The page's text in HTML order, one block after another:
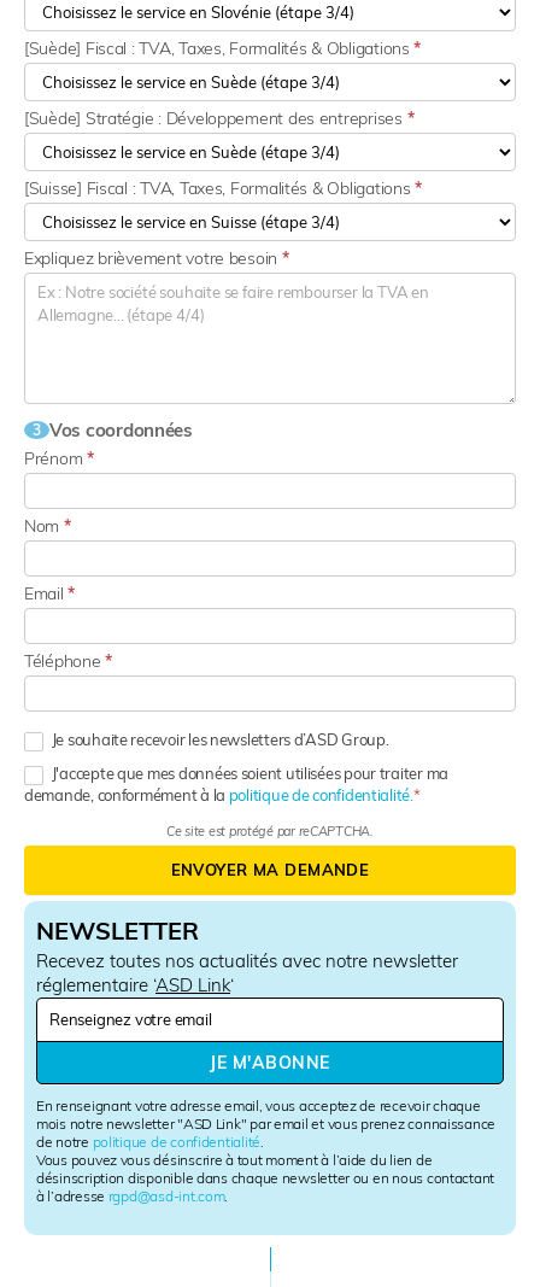
NEWSLETTER
Recevez toutes nos actualités avec notre newsletter
réglementaire ‘ASD Link‘
N
s
l
e
t
t
e
S
En renseignant votre adresse email, vous acceptez de recevoir chaque
mois notre newsletter "ASD Link" par email et vous prenez connaissance
de notre politique de confidentialité
Vous pouvez vous désinscrire à tout moment à l’aide du lien de
désinscription disponible dans chaque newsletter ou en nous contactant
à l’adresse rgpd@asd-int.com.
JE M'ABONNE
[Suède] Fiscal : TVA, Taxes, Formalités & Obligations*
[Suède] Stratégie : Développement des entreprises *
[Suisse] Fiscal : TVA, Taxes, Formalités & Obligations*
Expliquez brièvement votre besoin *
3 Vos coordonnées
Prénom*
Nom *
Email*
Téléphone*
Je souhaite recevoir les newsletters d’ASD Group.
J'accepte que mes données soient utilisées pour traiter ma
demande, conformément à la politique de confidentialité.
Ce site est protégé par reCAPTCHA.
ENVOYER MA DEMANDE